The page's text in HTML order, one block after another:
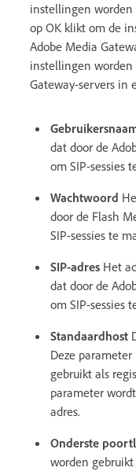
instellingen
op OK klikt om de
Adobe Media
instellingen worden
Gateway-servers in
dat door de
om SIP-sessies
Wachtwoord
door de Flash
SIP-sessies te
SIP-adres Het
dat door de
om SIP-sessies
Standaardhost
Deze
gebruikt als
parameter
adres.
Onderste
worden gebruikt